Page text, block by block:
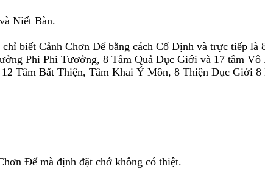
Niết Bàn.
biết Cảnh Chơn Ðế bằng cách Cố Ðịnh và trực tiếp là
Phi Phi Tươởng, 8 Tâm Quả Dục Giới và 17 tâm
Tâm Bất Thiện, Tâm Khai Ý Môn, 8 Thiện Dục Giới 8
Ðế mà định đặt chớ không có thiệt.